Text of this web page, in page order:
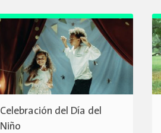
Celebración del Día del
Niño